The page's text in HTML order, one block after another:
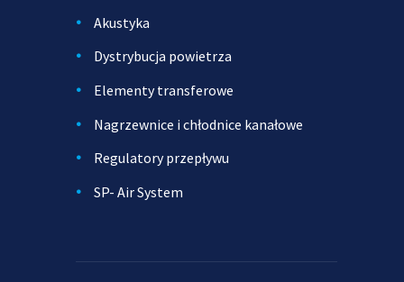
Akustyka
Dystrybucja powietrza
Elementy transferowe
Nagrzewnice i chłodnice kanałowe
Regulatory przepływu
SP- Air System